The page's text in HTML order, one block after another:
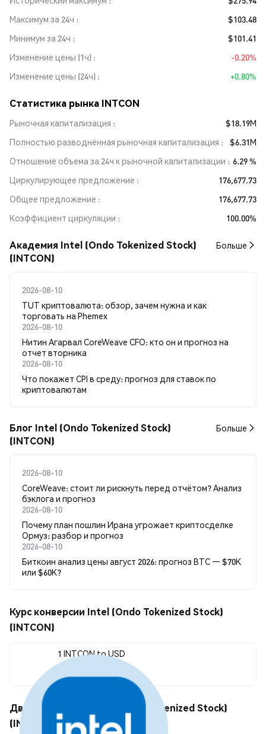
Максимум за 24ч
$103.48
Минимум за 24ч
$101.41
Изменение цены (1ч)
-0.20%
Изменение цены (24ч)
+0.80%
Статистика рынка INTCON
Рыночная капитализация
$18.19M
Полностью разводнённая рыночная капитализация
$6.31M
Отношение объема за 24ч к рыночной капитализации
6.29 %
Циркулирующее предложение
176,677.73
Общее предложение
176,677.73
Коэффициент циркуляции
100.00%
Академия Intel (Ondo Tokenized Stock)
(INTCON)
Больше
2026-08-10
TUT криптовалюта: обзор, зачем нужна и как
торговать на Phemex
2026-08-10
Нитин Агарвал CoreWeave CFO: кто он и прогноз на
отчет вторника
2026-08-10
Что покажет CPI в среду: прогноз для ставок по
криптовалютам
Блог Intel (Ondo Tokenized Stock)
(INTCON)
Больше
2026-08-10
CoreWeave: стоит ли рискнуть перед отчётом? Анализ
бэклога и прогноз
2026-08-10
Почему план пошлин Ирана угрожает криптосделке
Ормуз: разбор и прогноз
2026-08-10
Биткоин анализ цены август 2026: прогноз BTC — $70K
или $60K?
Курс конверсии Intel (Ondo Tokenized Stock)
(INTCON)
1 INTCON to USD
$102.95
Движения цены Intel (Ondo Tokenized Stock)
(INTCON)